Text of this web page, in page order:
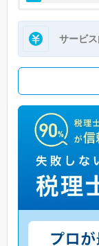
サービ